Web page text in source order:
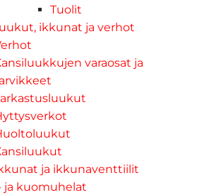
Tuolit
ikkunat ja verhot
varaosat ja
ja ikkunaventtiilit
ja kuomuhelat